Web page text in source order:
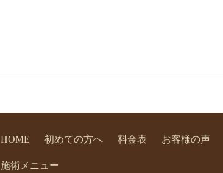
HOME 初めての方へ 料金表 お客様の声
施術メニュー